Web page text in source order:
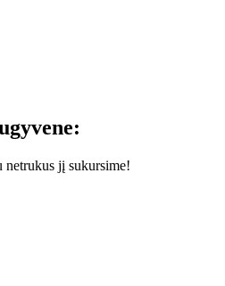
netrukus jį sukursime!